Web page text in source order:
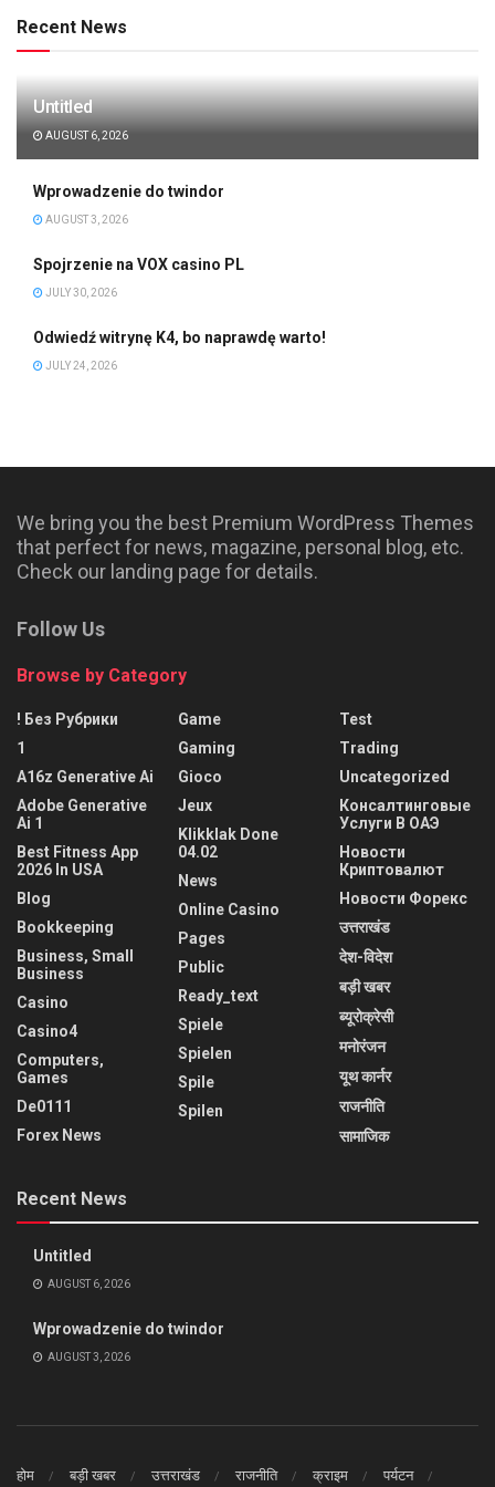
Recent News
Untitled
AUGUST 6, 2026
Wprowadzenie do twindor
AUGUST 3, 2026
Spojrzenie na VOX casino PL
JULY 30, 2026
Odwiedź witrynę K4, bo naprawdę warto!
JULY 24, 2026
We bring you the best Premium WordPress Themes
that perfect for news, magazine, personal blog, etc.
Check our landing page for details.
Follow Us
Browse by Category
! Без Рубрики
1
A16z Generative Ai
Adobe Generative
Ai 1
Best Fitness App
2026 In USA
Blog
Bookkeeping
Business, Small
Business
Casino
Casino4
Computers,
Games
De0111
Forex News
Game
Gaming
Gioco
Jeux
Klikklak Done
04.02
News
Online Casino
Pages
Public
Ready_text
Spiele
Spielen
Spile
Spilen
Test
Trading
Uncategorized
Консалтинговые
Услуги В ОАЭ
Новости
Криптовалют
Новости Форекс
उत्तराखंड
देश-विदेश
बड़ी खबर
ब्यूरोक्रेसी
मनोरंजन
यूथ कार्नर
राजनीति
सामाजिक
Recent News
Untitled
AUGUST 6, 2026
Wprowadzenie do twindor
AUGUST 3, 2026
होम बड़ी खबर उत्तराखंड राजनीति क्राइम पर्यटन